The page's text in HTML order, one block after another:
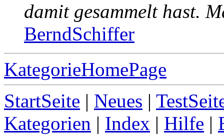
damit gesammelt hast.
BerndSchiffer
KategorieHomePage
StartSeite | Neues |
Kategorien | Index | Hilfe |